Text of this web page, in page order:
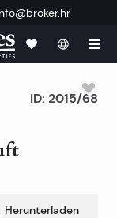
ID: 2015/68
Herunterladen